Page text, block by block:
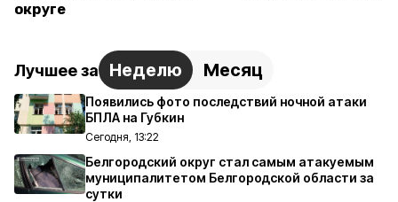
округе
Лучшее за Неделю Месяц
Появились фото последствий ночной атаки
БПЛА на Губкин
Сегодня, 13:22
Белгородский округ стал самым атакуемым
муниципалитетом Белгородской области за
сутки